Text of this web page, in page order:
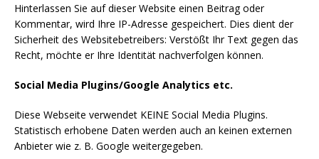
Hinterlassen Sie auf dieser Website einen Beitrag oder
Kommentar, wird Ihre IP-Adresse gespeichert. Dies dient der
Sicherheit des Websitebetreibers: Verstößt Ihr Text gegen das
Recht, möchte er Ihre Identität nachverfolgen können.
Social Media Plugins/Google Analytics etc.
Diese Webseite verwendet KEINE Social Media Plugins.
Statistisch erhobene Daten werden auch an keinen externen
Anbieter wie z. B. Google weitergegeben.